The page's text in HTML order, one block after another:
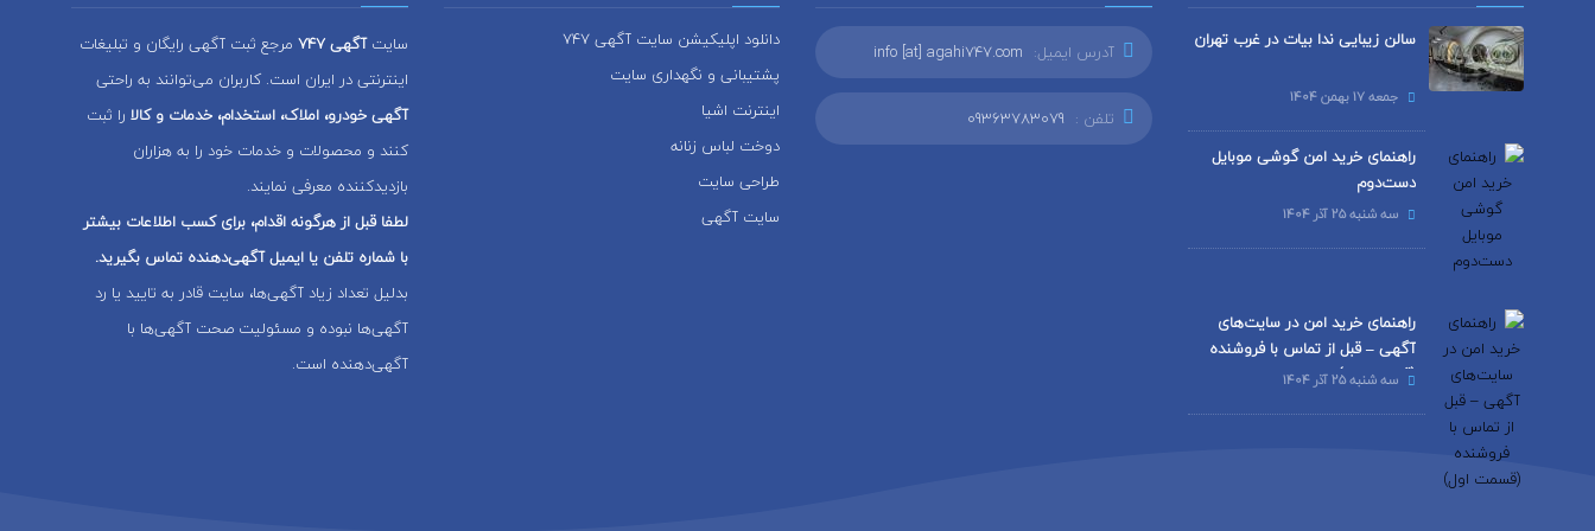
سالن زیبایی ندا بیات در غرب تهران
جمعه 17 بهمن 1404
راهنمای خرید امن گوشی موبایل
دست‌دوم
سه شنبه 25 آذر 1404
راهنمای خرید امن در سایت‌های
آگهی – قبل از تماس با فروشنده
(قسمت اول)
سه شنبه 25 آذر 1404
آدرس ایمیل: info [at] agahi747.com
تلفن : 09363783079
دانلود اپلیکیشن سایت آگهی 747
پشتیبانی و نگهداری سایت
اینترنت اشیا
دوخت لباس زنانه
طراحی سایت
سایت آگهی
سایتآگهی 747
مرجع ثبت آگهی رایگان و تبلیغات
اینترنتی در ایران است. کاربران می‌توانند به راحتی
آگهی خودرو، املاک، استخدام، خدمات و کالا را ثبت
کنند و محصولات و خدمات خود را به هزاران
بازدیدکننده معرفی نمایند.
لطفا قبل از هرگونه اقدام، برای کسب اطلاعات بیشتر
با شماره تلفن یا ایمیل آگهی‌دهنده تماس بگیرید.
بدلیل تعداد زیاد آگهی‌ها، سایت قادر به تایید یا رد
آگهی‌ها نبوده و مسئولیت صحت آگهی‌ها با
آگهی‌دهنده است.